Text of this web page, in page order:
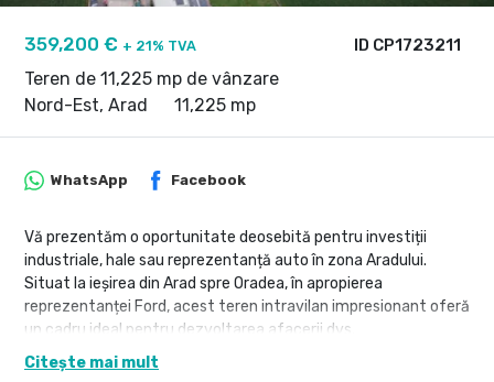
ID CP1723211
359,200 € + 21% TVA
Teren de 11,225 mp de vânzare
Nord-Est, Arad
11,225 mp
WhatsApp Facebook
Vă prezentăm o oportunitate deosebită pentru investiții
industriale, hale sau reprezentanță auto în zona Aradului.
Situat la ieșirea din Arad spre Oradea, în apropierea
reprezentanței Ford, acest teren intravilan impresionant oferă
un cadru ideal pentru dezvoltarea afacerii dvs.
Detalii despre teren:
Citește mai mult